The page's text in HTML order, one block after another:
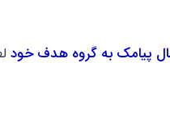
پیامک به گروه هدف خود